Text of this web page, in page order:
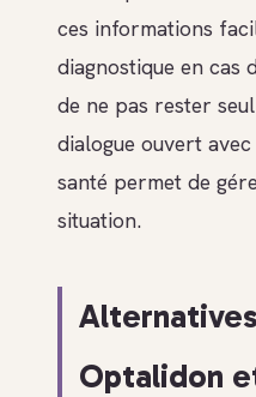
ces informations
diagnostique en cas
de ne pas rester
dialogue ouvert
santé permet de
situation.
Optalidon